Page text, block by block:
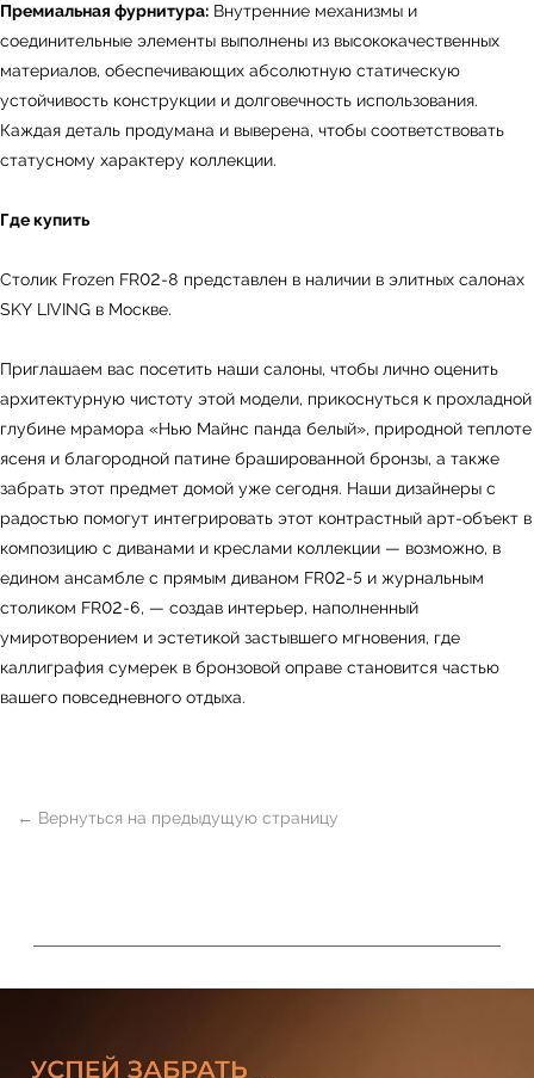
Премиальная фурнитура: Внутренние механизмы и
соединительные элементы выполнены из высококачественных
материалов, обеспечивающих абсолютную статическую
устойчивость конструкции и долговечность использования.
Каждая деталь продумана и выверена, чтобы соответствовать
статусному характеру коллекции.
Где купить
Столик Frozen FR02-8 представлен в наличии в элитных салонах
SKY LIVING в Москве.
Приглашаем вас посетить наши салоны, чтобы лично оценить
архитектурную чистоту этой модели, прикоснуться к прохладной
глубине мрамора «Нью Майнс панда белый», природной теплоте
ясеня и благородной патине брашированной бронзы, а также
забрать этот предмет домой уже сегодня. Наши дизайнеры с
радостью помогут интегрировать этот контрастный арт-объект в
композицию с диванами и креслами коллекции — возможно, в
едином ансамбле с прямым диваном FR02-5 и журнальным
столиком FR02-6, — создав интерьер, наполненный
умиротворением и эстетикой застывшего мгновения, где
каллиграфия сумерек в бронзовой оправе становится частью
вашего повседневного отдыха.
Панели Монтаж
Офисная мебель
Ковры
© 2026 Sky Living
Политика конфиденциальности
+7 (958) 202-41-41
+7 (499) 916-60-66
+7 (499) 916-60-10,
Sales@skyliving.ru
Ежедневно, с 10:00 до 21:00
Telegram и YouTube ограничены на территории